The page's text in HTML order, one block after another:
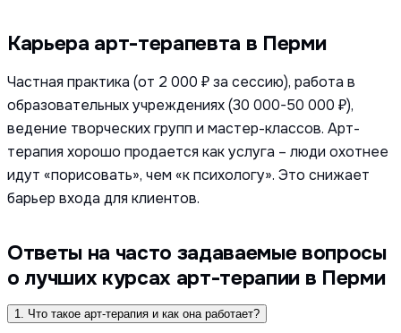
Карьера арт-терапевта в Перми
Частная практика (от 2 000 ₽ за сессию), работа в
образовательных учреждениях (30 000-50 000 ₽),
ведение творческих групп и мастер-классов. Арт-
терапия хорошо продается как услуга – люди охотнее
идут «порисовать», чем «к психологу». Это снижает
барьер входа для клиентов.
Ответы на часто задаваемые вопросы
о лучших курсах арт-терапии в Перми
1. Что такое арт-терапия и как она работает?